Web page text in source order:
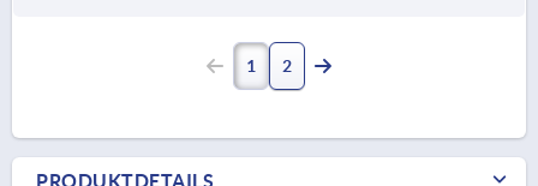
1 2
PRODUKTDETAILS